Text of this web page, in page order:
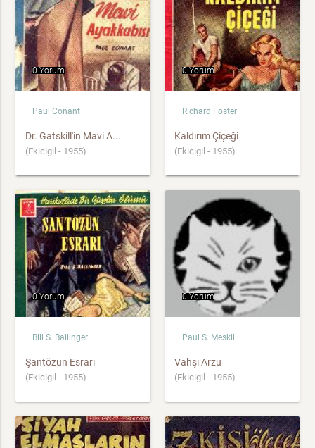
0 Yorum
Paul Conant
Dr. Gatskill'in Mavi A...
(Ekicigil - 1955)
0 Yorum
Richard Foster
Kaldırım Çiçeği
(Ekicigil - 1955)
0 Yorum
Bill S. Ballinger
Şantözün Esrarı
(Ekicigil - 1955)
0 Yorum
Paul S. Meskil
Vahşi Arzu
(Ekicigil - 1955)